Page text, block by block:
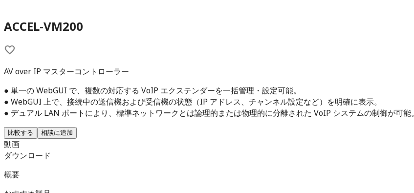
ACCEL-VM200
AV over IP マスターコントローラー
● 単一の WebGUI で、複数の対応する VoIP エクステンダーを一括管理・設定可能。
● WebGUI 上で、接続中の送信機および受信機の状態（IP アドレス、チャンネル設定など）を明確に表示。
● デュアル LAN ポートにより、標準ネットワークとは論理的または物理的に分離された VoIP システムの制御が可能。
比較する 相談に追加
動画
ダウンロード
概要